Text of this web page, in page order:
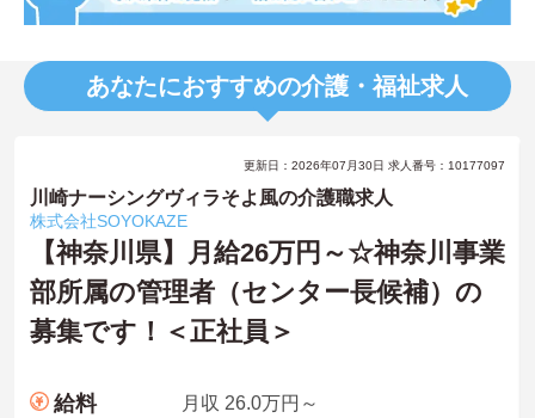
あなたにおすすめの介護・福祉求人
更新日：2026年07月30日 求人番号：10177097
川崎ナーシングヴィラそよ風の介護職求人
株式会社SOYOKAZE
【神奈川県】月給26万円～☆神奈川事業
部所属の管理者（センター長候補）の
募集です！＜正社員＞
給料 月収 26.0万円～